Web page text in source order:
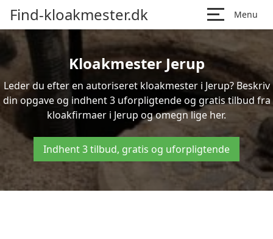
Find-kloakmester.dk Menu
Kloakmester Jerup
Leder du efter en autoriseret kloakmester i Jerup? Beskriv
din opgave og indhent 3 uforpligtende og gratis tilbud fra
kloakfirmaer i Jerup og omegn lige her.
Indhent 3 tilbud, gratis og uforpligtende